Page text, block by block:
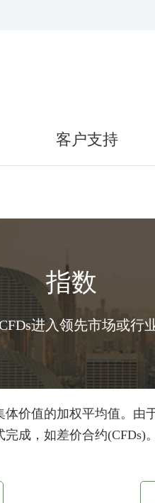
客户支持
指数
进入领先市场或行
价值的加权平均值。由
成，如差价合约(CFDs)。